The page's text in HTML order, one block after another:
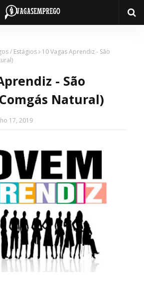
/ Estágios
10 Vagas Aprendiz - São
- São
Natural)
17, 2019